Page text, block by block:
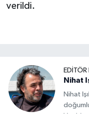
verildi.
Nihat
Nihat